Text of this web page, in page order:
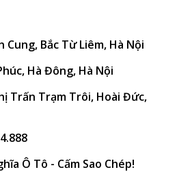
Cung, Bắc Từ Liêm, Hà Nội
Hà Đông, Hà Nội
Trấn Trạm Trôi, Hoài Đức,
Ô Tô - Cấm Sao Chép!